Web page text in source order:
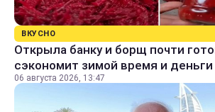
ВКУСНО
Открыла банку и борщ почти
сэкономит зимой время и деньги
06 августа 2026, 13:47